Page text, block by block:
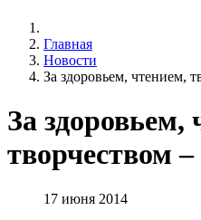
Главная
Новости
За здоровьем, чтением,
За здоровьем,
творчеством
17 июня 2014